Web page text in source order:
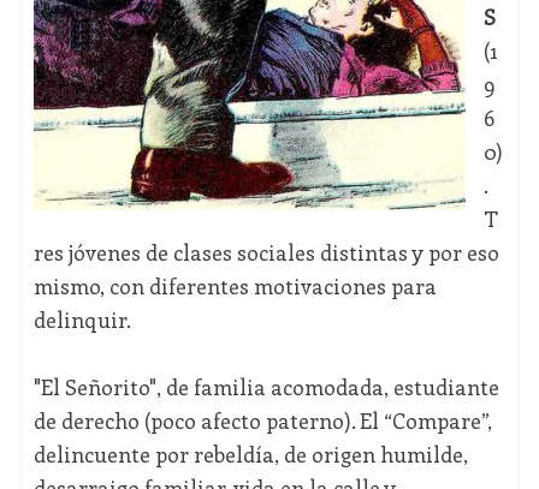
S
(1
9
6
0)
.
T
res jóvenes de clases sociales distintas y por eso
mismo, con diferentes motivaciones para
delinquir.
"El Señorito", de familia acomodada, estudiante
de derecho (poco afecto paterno). El “Compare”,
delincuente por rebeldía, de origen humilde,